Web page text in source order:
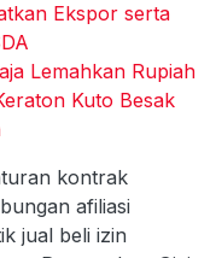
Ekspor serta
Lemahkan Rupiah
Kuto Besak
kontrak
afiliasi
jual beli izin